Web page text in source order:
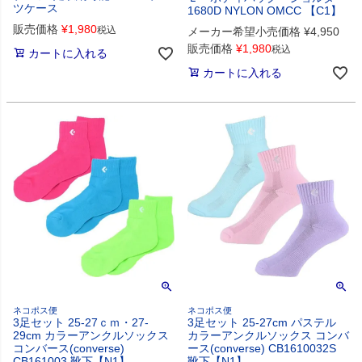
ツケース
販売価格 ¥1,980税込
カートに入れる
1680D NYLON OMCC 【C1】
メーカー希望小売価格 ¥4,950
販売価格 ¥1,980税込
カートに入れる
ネコポス便
3足セット 25-27ｃｍ・27-
29cm カラーアンクルソックス
コンバース(converse)
ネコポス便
3足セット 25-27cm パステル
カラーアンクルソックス コンバ
ース(converse) CB1610032S